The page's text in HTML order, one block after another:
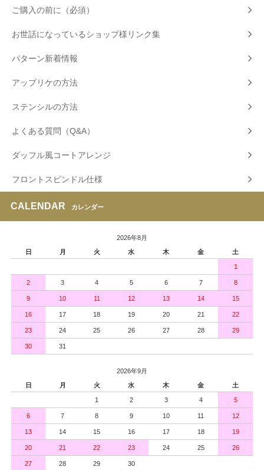
ご購入の前に（必須）
お世話になっているショップ様リンク集
パターン新着情報
アップリケの方法
ステンシルの方法
よくある質問（Q&A）
ダッフル風コートアレンジ
フロントスピンドル仕様
CALENDAR カレンダー
2026年8月
日
月 火 水 木 金 土
1
2 3 4 5 6 7 8
9 10 11 12 13 14 15
16 17 18 19 20 21 22
23 24 25 26 27 28 29
30 31
2026年9月
日
月 火 水 木 金 土
1 2 3 4 5
6 7 8 9 10 11 12
13 14 15 16 17 18 19
20 21 22 23 24 25 26
27 28 29 30